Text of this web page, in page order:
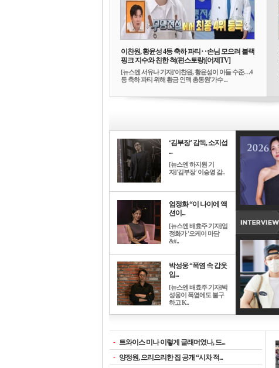
이찬원, 황윤성 4등 축하 파티‥손님 모으려 블랙
핑크 지수와 친한 척(편스토랑)[어제TV]
[뉴스엔 서유나 기자]'이찬원, 황윤성이 아들 수준…4
등 축하 파티 위해 황금 인맥 총동원'가수 ...
‘김부장’ 감독, 소지섭
...
[뉴스엔 하지원 기
자]'김부장' 이승영 감..
엄정화 “이 나이에 액
션이...
[뉴스엔 배효주 기자]엄
정화가 '오케이 마담
&#..
박성웅 “폭염 속 갑옷
입...
[뉴스엔 배효주 기자]박
성웅이 폭염에도 불구
하고 K..
- 트와이스 미나 이렇게 글래머였나, 드...
- 양정원, 으리으리한 집 공개 “시차 적...